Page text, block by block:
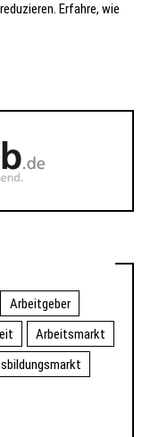
Erfahre, wie
Arbeitgeber
Arbeitsmarkt